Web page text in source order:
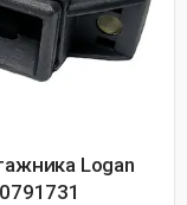
Logan